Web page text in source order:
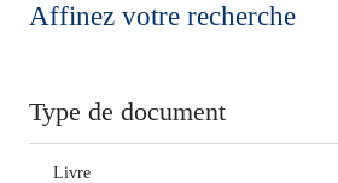
Affinez votre recherche
Type de document
Livre